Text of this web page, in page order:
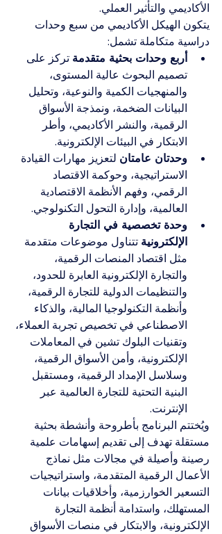
الأكاديمي والتأثير العملي.
يتكون الهيكل الأكاديمي من سبع وحدات
دراسية متكاملة تشمل:
أربع وحدات بحثية متقدمة تركز على
تصميم البحوث عالية المستوى،
والمنهجيات الكمية والنوعية، وتحليل
البيانات الضخمة، ونمذجة الأسواق
الرقمية، والنشر الأكاديمي، وأطر
الابتكار في البيئات الإلكترونية.
وحدتان عامتان لتعزيز مهارات القيادة
الاستراتيجية، وحوكمة الاقتصاد
الرقمي، وفهم الأنظمة الاقتصادية
العالمية، وإدارة التحول التكنولوجي.
وحدة تخصصية في التجارة
الإلكترونية تتناول موضوعات متقدمة
مثل اقتصاد المنصات الرقمية،
والتجارة الإلكترونية العابرة للحدود،
والتنظيمات الدولية للتجارة الرقمية،
وأنظمة التكنولوجيا المالية، والذكاء
الاصطناعي في تخصيص تجربة العملاء،
وتقنيات البلوك تشين في المعاملات
الإلكترونية، وأمن الأسواق الرقمية،
وسلاسل الإمداد الرقمية، ومستقبل
البنية التحتية للتجارة العالمية عبر
الإنترنت.
ويُختتم البرنامج بأطروحة وأنشطة بحثية
مستقلة تهدف إلى تقديم إسهامات علمية
رصينة وأصيلة في مجالات مثل نماذج
الأعمال الرقمية المتقدمة، واستراتيجيات
التسعير الخوارزمية، وأخلاقيات بيانات
المستهلك، واستدامة أنظمة التجارة
الإلكترونية، والابتكار في منصات الأسواق